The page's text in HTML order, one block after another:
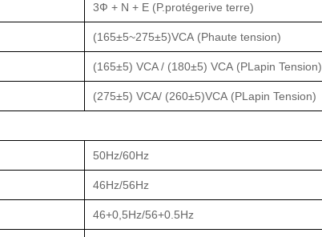
3Ф + N + E (P.protégerive terre)
(165±5~275±5)VCA (Phaute tension)
(165±5) VCA / (180±5) VCA (PLapin Tension)
(275±5) VCA/ (260±5)VCA (PLapin Tension)
50Hz/60Hz
46Hz/56Hz
46+0,5Hz/56+0.5Hz